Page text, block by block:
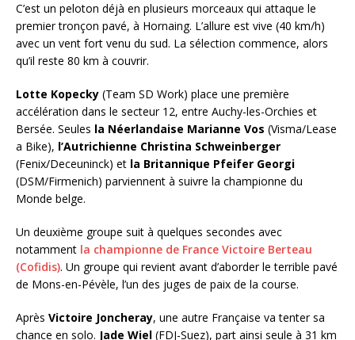
C’est un peloton déjà en plusieurs morceaux qui attaque le
premier tronçon pavé, à Hornaing. L’allure est vive (40 km/h)
avec un vent fort venu du sud. La sélection commence, alors
qu’il reste 80 km à couvrir.
Lotte Kopecky (Team SD Work) place une première
accélération dans le secteur 12, entre Auchy-les-Orchies et
Bersée. Seules la Néerlandaise Marianne Vos (Visma/Lease
a Bike), l’Autrichienne Christina Schweinberger
(Fenix/Deceuninck) et la Britannique Pfeifer Georgi
(DSM/Firmenich) parviennent à suivre la championne du
Monde belge.
Un deuxième groupe suit à quelques secondes avec
notamment la championne de France Victoire Berteau
(Cofidis). Un groupe qui revient avant d’aborder le terrible pavé
de Mons-en-Pévèle, l’un des juges de paix de la course.
Après Victoire Joncheray, une autre Française va tenter sa
chance en solo. Jade Wiel (FDJ-Suez), part ainsi seule à 31 km